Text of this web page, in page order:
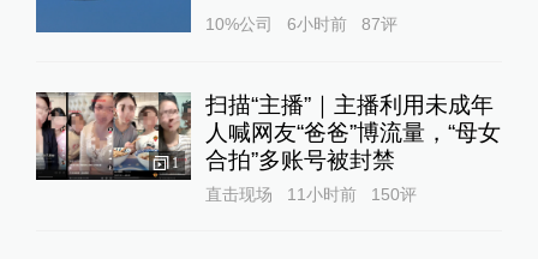
10%公司 6小时前 87评
1
扫描“主播”｜主播利用未成年
人喊网友“爸爸”博流量，“母女
合拍”多账号被封禁
直击现场 11小时前 150评